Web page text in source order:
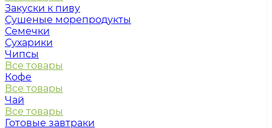
Закуски к пиву
Сушеные морепродукты
Семечки
Сухарики
Чипсы
Все товары
Кофе
Все товары
Чай
Все товары
Готовые завтраки